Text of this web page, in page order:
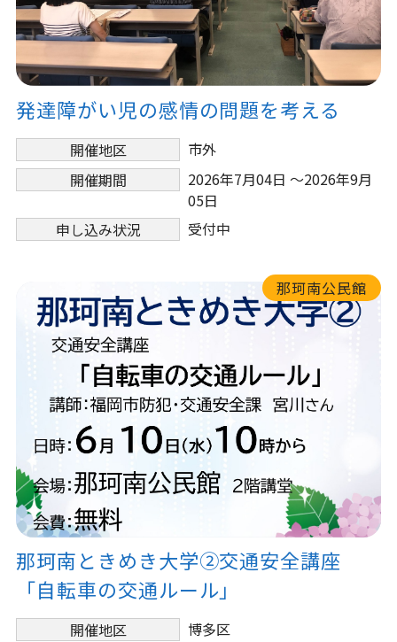
発達障がい児の感情の問題を考える
開催地区
市外
開催期間
2026年7月04日 ～2026年9月
05日
申し込み状況
受付中
那珂南公民館
那珂南ときめき大学②交通安全講座
「自転車の交通ルール」
開催地区
博多区